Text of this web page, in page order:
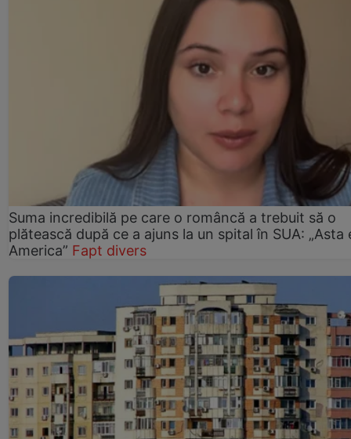
Suma incredibilă pe care o româncă a trebuit să o
plătească după ce a ajuns la un spital în SUA: „Asta
America” Fapt divers